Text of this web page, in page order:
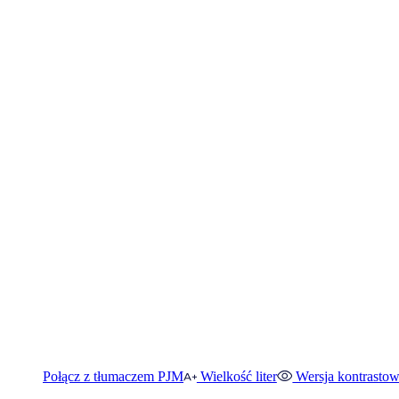
Połącz z tłumaczem PJM Wielkość liter Wersja